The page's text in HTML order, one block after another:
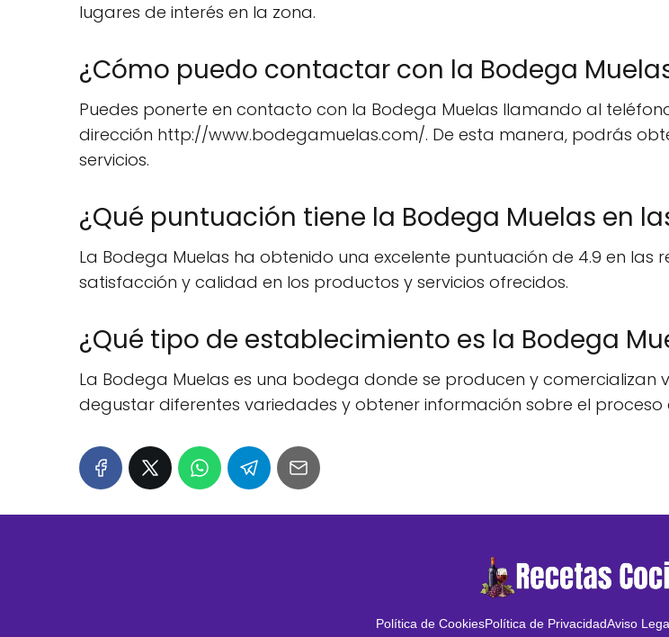
lugares de interés en la zona.
¿Cómo puedo contactar con la Bodega
Puedes ponerte en contacto con la Bodega Muelas llamando al
dirección http://www.bodegamuelas.com/. De esta manera, podrás
servicios.
¿Qué puntuación tiene la Bodega Muelas en
La Bodega Muelas ha obtenido una excelente puntuación de 4.9 en las
satisfacción y calidad en los productos y servicios ofrecidos.
¿Qué tipo de establecimiento es la Bodega
La Bodega Muelas es una bodega donde se producen y comercializan
degustar diferentes variedades y obtener información sobre el proceso
Política de CookiesPolítica de PrivacidadAviso